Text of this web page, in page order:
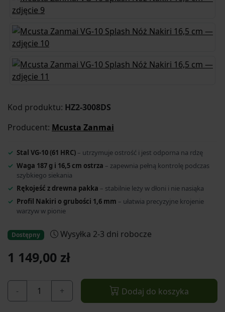
Kod produktu: HZ2-3008DS
Producent: Mcusta Zanmai
Stal VG-10 (61 HRC) – utrzymuje ostrość i jest odporna na rdzę
Waga 187 g i 16,5 cm ostrza – zapewnia pełną kontrolę podczas
szybkiego siekania
Rękojeść z drewna pakka – stabilnie leży w dłoni i nie nasiąka
Profil Nakiri o grubości 1,6 mm – ułatwia precyzyjne krojenie
warzyw w pionie
Dostępny Wysyłka 2-3 dni robocze
1 149,00 zł
- + Dodaj do koszyka